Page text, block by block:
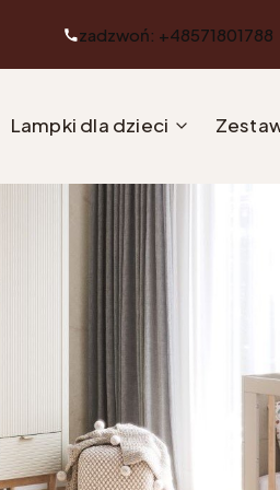
zadzwoń: +48571801788
Lampki dla dzieci